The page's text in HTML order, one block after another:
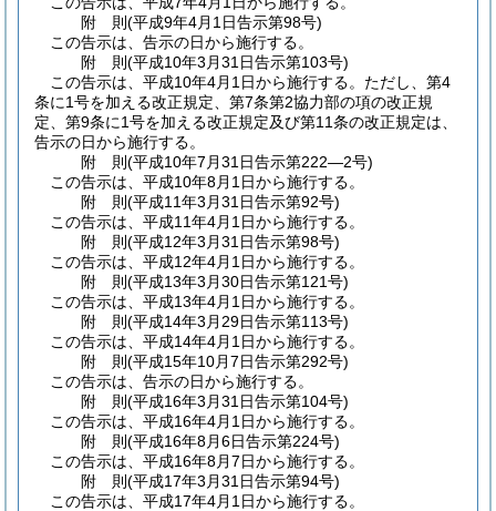
附 則(平成9年4月1日告示第98号)
この告示は、告示の日から施行する。
附 則(平成10年3月31日告示第103号)
この告示は、平成10年4月1日から施行する。 ただし、第4
条に1号を加える改正規定、第7条第2協力部の項の改正規
定、第9条に1号を加える改正規定及び第11条の改正規定は、
告示の日から施行する。
附 則(平成10年7月31日告示第222―2号)
この告示は、平成10年8月1日から施行する。
附 則(平成11年3月31日告示第92号)
この告示は、平成11年4月1日から施行する。
附 則(平成12年3月31日告示第98号)
この告示は、平成12年4月1日から施行する。
附 則(平成13年3月30日告示第121号)
この告示は、平成13年4月1日から施行する。
附 則(平成14年3月29日告示第113号)
この告示は、平成14年4月1日から施行する。
附 則(平成15年10月7日告示第292号)
この告示は、告示の日から施行する。
附 則(平成16年3月31日告示第104号)
この告示は、平成16年4月1日から施行する。
附 則(平成16年8月6日告示第224号)
この告示は、平成16年8月7日から施行する。
附 則(平成17年3月31日告示第94号)
この告示は、平成17年4月1日から施行する。